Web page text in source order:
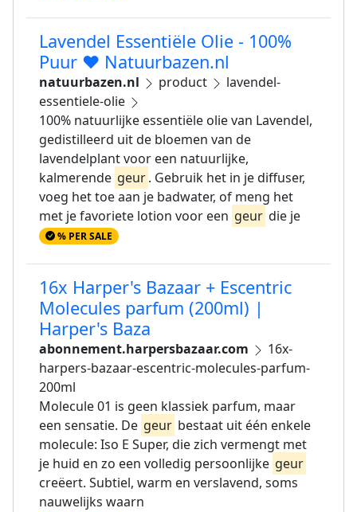
Lavendel Essentiële Olie - 100%
Puur ❤️ Natuurbazen.nl
natuurbazen.nl product
lavendel-
essentiele-olie
100% natuurlijke essentiële olie van Lavendel,
gedistilleerd uit de bloemen van de
lavendelplant voor een natuurlijke,
kalmerende geur. Gebruik het in je diffuser,
voeg het toe aan je badwater, of meng het
met je favoriete lotion voor een geur die je
% PER SALE
16x Harper's Bazaar + Escentric
Molecules parfum (200ml) |
Harper's Baza
abonnement.harpersbazaar.com
16x-
harpers-bazaar-escentric-molecules-parfum-
200ml
Molecule 01 is geen klassiek parfum, maar
een sensatie. De geur bestaat uit één enkele
molecule: Iso E Super, die zich vermengt met
je huid en zo een volledig persoonlijke geur
creëert. Subtiel, warm en verslavend, soms
nauwelijks waarn